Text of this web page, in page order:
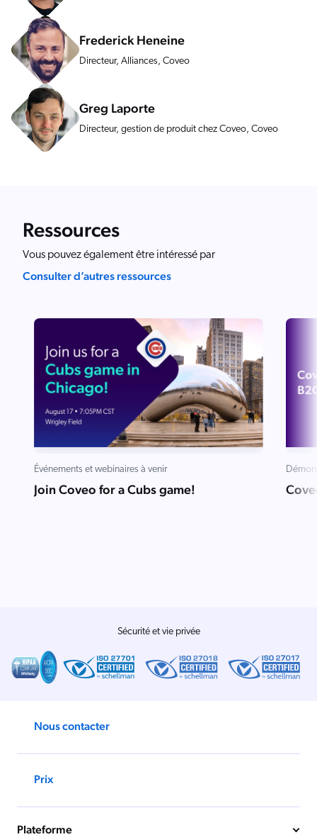
solutions
COMMERCE
SERVICE CLIENT
SITES INTERNET
MILIEU DE TRAVAIL
Optimizely
Adobe
ServiceNow
communauté
partenaires
des partenaires
gratuit
unifiée
Code Sandbox
de la pertinence
numériques et livres blancs
et webinaires
demande
360
Carrières
Frederick Heneine
Directeur, Alliances, Coveo
Greg Laporte
Directeur, gestion de produit chez Coveo, Coveo
Ressources
Vous pouvez également être intéressé par
Consulter d’autres ressources
Événements et webinaires à venir
Join Coveo for a Cubs game!
Sécurité et vie privée
Nous contacter
Prix
Plateforme